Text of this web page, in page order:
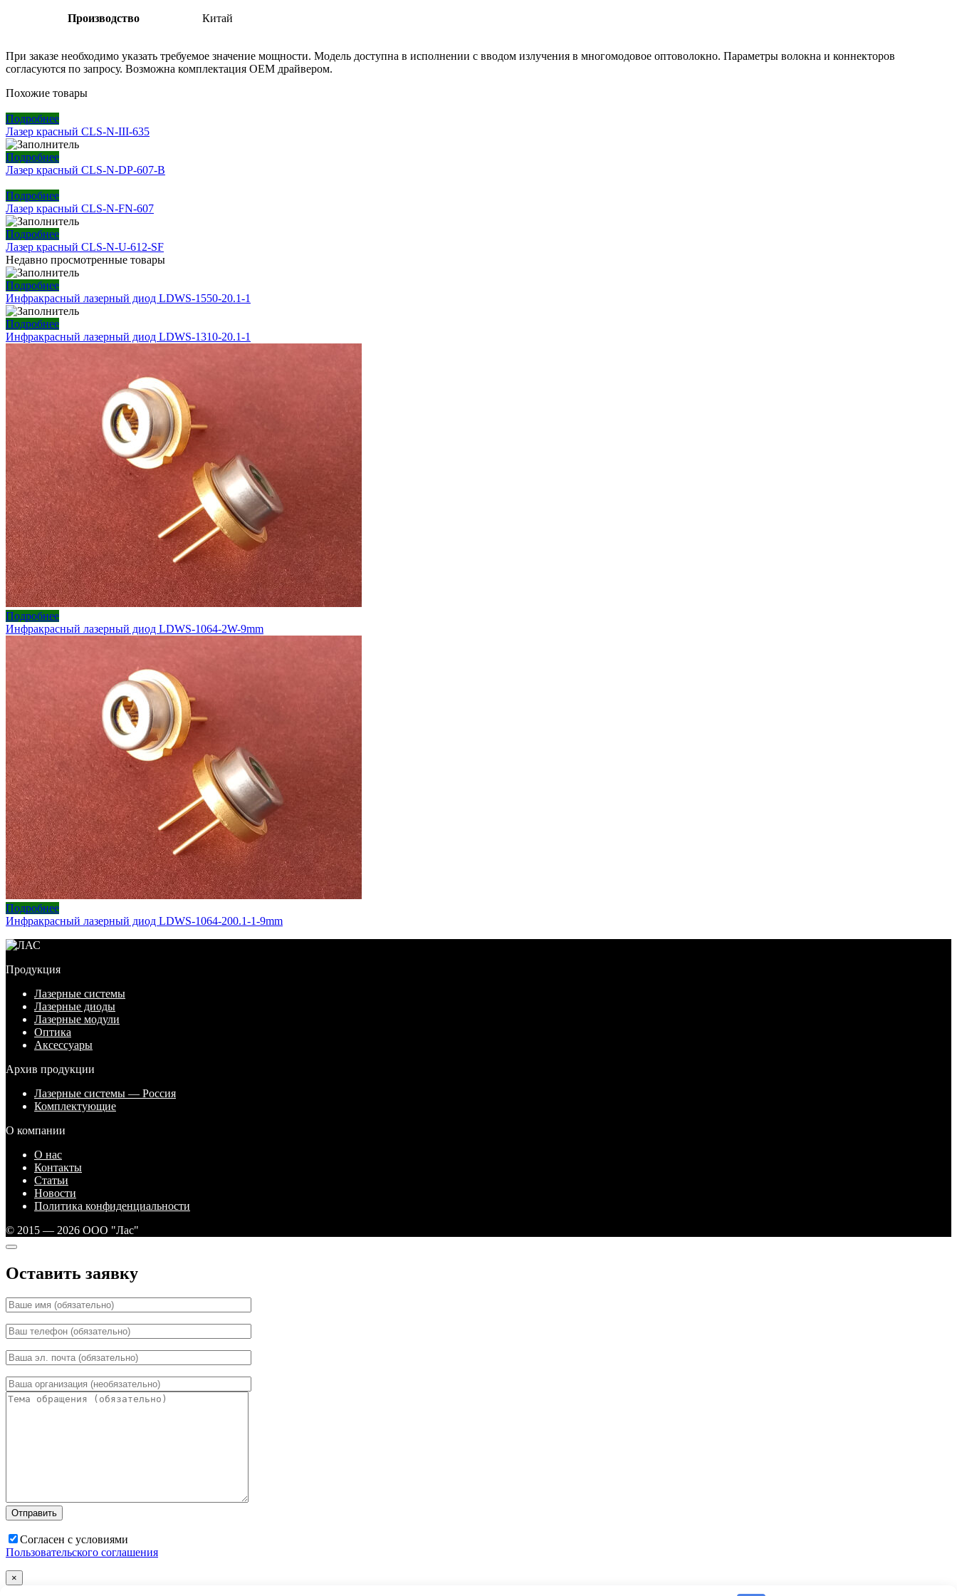
Производство Китай
При заказе необходимо указать требуемое значение мощности. Модель доступна в исполнении с вводом излучения в многомодовое оптоволокно. Параметры волокна и коннекторов
согласуются по запросу. Возможна комплектация ОЕМ драйвером.
Похожие товары
Подробнее
Лазер красный CLS-N-III-635
Подробнее
Лазер красный CLS-N-DP-607-B
Подробнее
Лазер красный CLS-N-FN-607
Подробнее
Лазер красный CLS-N-U-612-SF
Недавно просмотренные товары
Подробнее
Инфракрасный лазерный диод LDWS-1550-20.1-1
Подробнее
Инфракрасный лазерный диод LDWS-1310-20.1-1
Подробнее
Инфракрасный лазерный диод LDWS-1064-2W-9mm
Подробнее
Инфракрасный лазерный диод LDWS-1064-200.1-1-9mm
Продукция
Лазерные системы
Лазерные диоды
Лазерные модули
Оптика
Аксессуары
Архив продукции
Лазерные системы — Россия
Комплектующие
О компании
О нас
Контакты
Статьи
Новости
Политика конфиденциальности
© 2015 — 2026 ООО "Лас"
Оставить заявку
Согласен с условиями
Пользовательского соглашения
×